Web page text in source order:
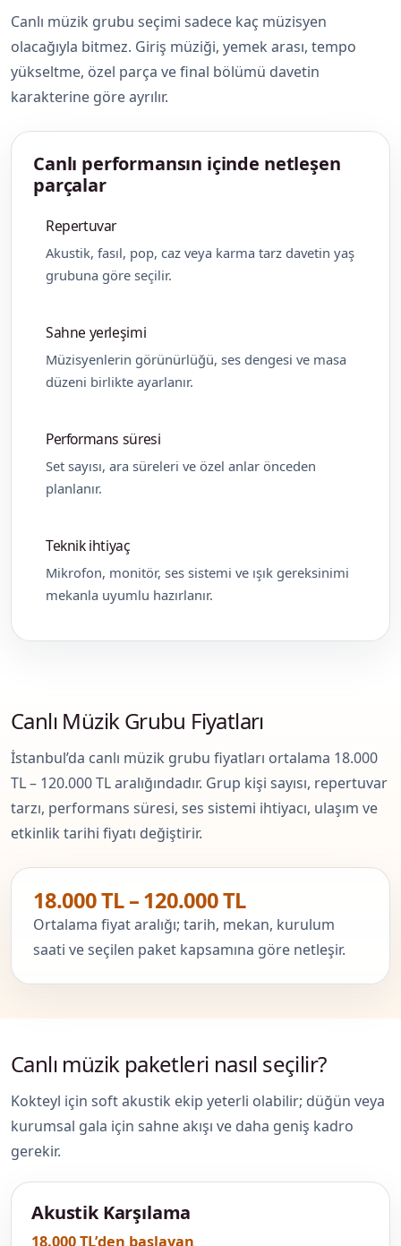
Canlı müzik grubu seçimi sadece kaç müzisyen
olacağıyla bitmez. Giriş müziği, yemek arası, tempo
yükseltme, özel parça ve final bölümü davetin
karakterine göre ayrılır.
Canlı performansın içinde netleşen
parçalar
Repertuvar
Akustik, fasıl, pop, caz veya karma tarz davetin yaş
grubuna göre seçilir.
Sahne yerleşimi
Müzisyenlerin görünürlüğü, ses dengesi ve masa
düzeni birlikte ayarlanır.
Performans süresi
Set sayısı, ara süreleri ve özel anlar önceden
planlanır.
Teknik ihtiyaç
Mikrofon, monitör, ses sistemi ve ışık gereksinimi
mekanla uyumlu hazırlanır.
Canlı Müzik Grubu Fiyatları
İstanbul’da canlı müzik grubu fiyatları ortalama 18.000
TL – 120.000 TL aralığındadır. Grup kişi sayısı, repertuvar
tarzı, performans süresi, ses sistemi ihtiyacı, ulaşım ve
etkinlik tarihi fiyatı değiştirir.
18.000 TL – 120.000 TL
Ortalama fiyat aralığı; tarih, mekan, kurulum
saati ve seçilen paket kapsamına göre netleşir.
Canlı müzik paketleri nasıl seçilir?
Kokteyl için soft akustik ekip yeterli olabilir; düğün veya
kurumsal gala için sahne akışı ve daha geniş kadro
gerekir.
Akustik Karşılama
18.000 TL’den başlayan